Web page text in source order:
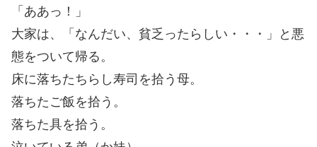
「ああっ！」
大家は、「なんだい、貧乏ったらしい・・・」と悪
態をついて帰る。
床に落ちたちらし寿司を拾う母。
落ちたご飯を拾う。
落ちた具を拾う。